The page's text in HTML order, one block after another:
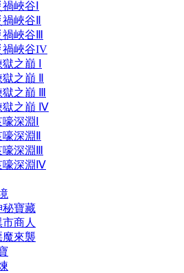
峽谷Ⅰ
峽谷Ⅱ
禍峽谷Ⅲ
禍峽谷IV
之巔 Ⅰ
之巔 Ⅱ
之巔 Ⅲ
獄之巔 Ⅳ
深淵Ⅰ
深淵Ⅱ
深淵Ⅲ
嚎深淵Ⅳ
秘寶藏
市商人
魔來襲